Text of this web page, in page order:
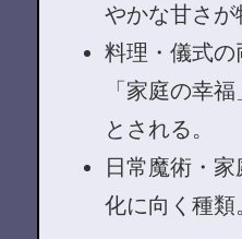
やかな甘さが
料理・儀式の
「家庭の幸
とされる。
日常魔術・
化に向く種類